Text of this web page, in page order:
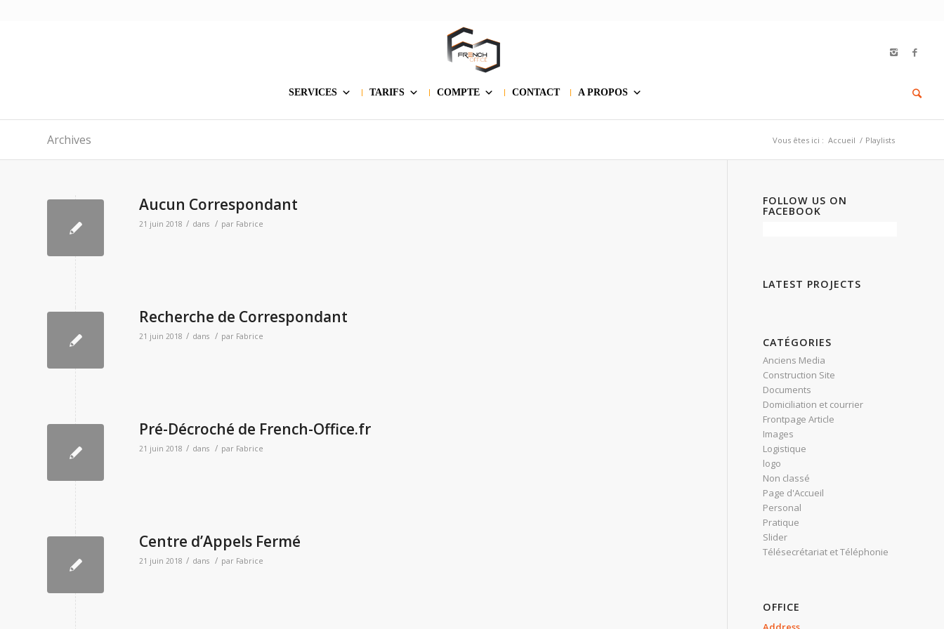
SERVICES TARIFS COMPTE CONTACT A PROPOS
Archives Vous êtes ici : Accueil / Playlists
Aucun Correspondant
21 juin 2018 / dans / par Fabrice
Recherche de Correspondant
21 juin 2018 / dans / par Fabrice
Pré-Décroché de French-Office.fr
21 juin 2018 / dans / par Fabrice
Centre d’Appels Fermé
21 juin 2018 / dans / par Fabrice
FOLLOW US ON
FACEBOOK
LATEST PROJECTS
CATÉGORIES
Anciens Media
Construction Site
Documents
Domiciliation et courrier
Frontpage Article
Images
Logistique
logo
Non classé
Page d'Accueil
Personal
Pratique
Slider
Télésecrétariat et Téléphonie
OFFICE